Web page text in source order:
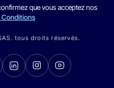
que vous acceptez nos
tous droits réservés.